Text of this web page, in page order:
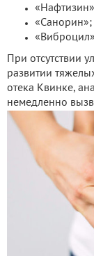
«Санорин»;
При отсутствии
развитии
отека Квинке,
немедленно